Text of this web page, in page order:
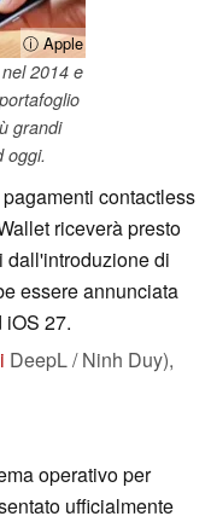
ⓘ Apple
2014 e
grandi
oggi.
contactless
riceverà presto
dall'introduzione di
essere annunciata
iOS 27.
DeepL / Ninh Duy),
operativo per
ufficialmente